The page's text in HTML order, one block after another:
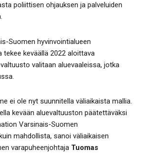
poliittisen ohjauksen ja palveluiden
Suomen hyvinvointialueen
keväällä 2022 aloittava
valitaan aluevaaleissa, jotka
ei ole nyt suunnitella väliaikaista mallia.
kevään aluevaltuuston päätettäväksi
Varsinais-Suomen
mahdollista, sanoi väliaikaisen
varapuheenjohtaja Tuomas